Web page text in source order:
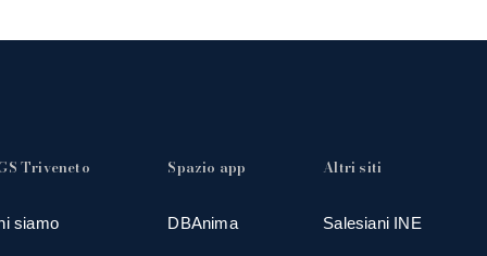
Triveneto
siamo
Spazio app
DBAnima
Altri siti
Salesiani INE